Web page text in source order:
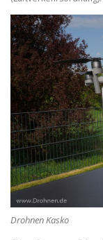
Drohnen Kasko